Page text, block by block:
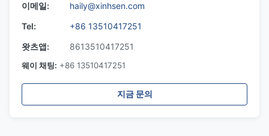
이메일:
haily@xinhsen.com
Tel:
+86 13510417251
왓츠앱:
8613510417251
웨이 채팅: +86 13510417251
지금 문의